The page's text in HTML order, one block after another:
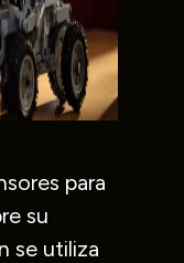
para
su
se utiliza